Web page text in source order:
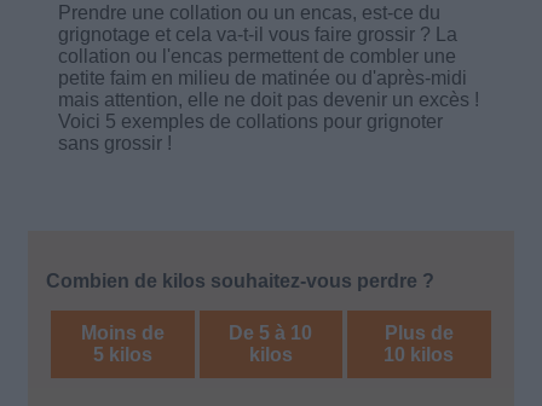
Prendre une collation ou un encas, est-ce du
grignotage et cela va-t-il vous faire grossir ? La
collation ou l'encas permettent de combler une
petite faim en milieu de matinée ou d'après-midi
mais attention, elle ne doit pas devenir un excès !
Voici 5 exemples de collations pour grignoter
sans grossir !
Combien de kilos souhaitez-vous perdre ?
Moins de
5 kilos
De 5 à 10
kilos
Plus de
10 kilos